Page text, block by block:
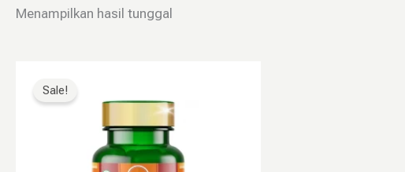
Menampilkan hasil tunggal
Sale!
adalah:
Rp160.000.